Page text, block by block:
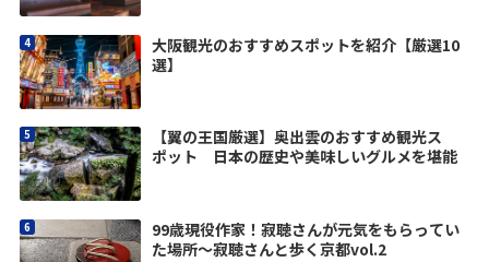
大阪観光のおすすめスポットを紹介【厳選10
選】
【翼の王国厳選】奥出雲のおすすめ観光ス
ポット 日本の歴史や美味しいグルメを堪能
99歳現役作家！寂聴さんが元気をもらってい
た場所〜寂聴さんと歩く京都vol.2